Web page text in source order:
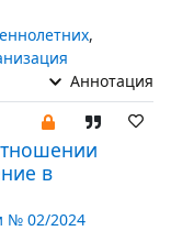
,
Аннотация
в
№ 02/2024